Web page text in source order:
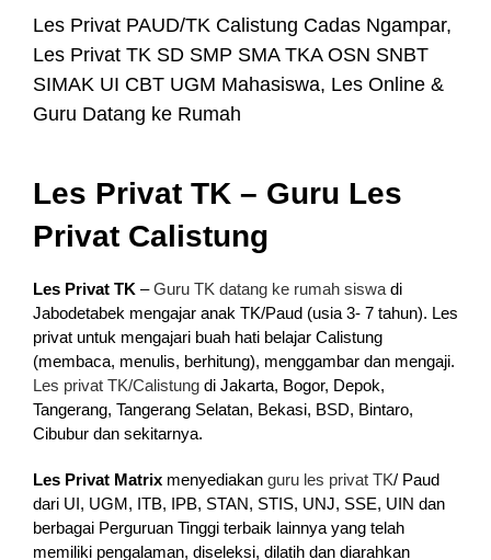
Les Privat PAUD/TK Calistung Cadas Ngampar,
Les Privat TK SD SMP SMA TKA OSN SNBT
SIMAK UI CBT UGM Mahasiswa, Les Online &
Guru Datang ke Rumah
Les Privat TK – Guru Les
Privat Calistung
Les Privat TK –Guru TK datang ke rumah siswa di
Jabodetabek mengajar anak TK/Paud (usia 3- 7 tahun). Les
privat untuk mengajari buah hati belajar Calistung
(membaca, menulis, berhitung), menggambar dan mengaji.
Les privat TK/Calistung di Jakarta, Bogor, Depok,
Tangerang, Tangerang Selatan, Bekasi, BSD, Bintaro,
Cibubur dan sekitarnya.
Les Privat Matrix menyediakan guru les privat TK/ Paud
dari UI, UGM, ITB, IPB, STAN, STIS, UNJ, SSE, UIN dan
berbagai Perguruan Tinggi terbaik lainnya yang telah
memiliki pengalaman, diseleksi, dilatih dan diarahkan